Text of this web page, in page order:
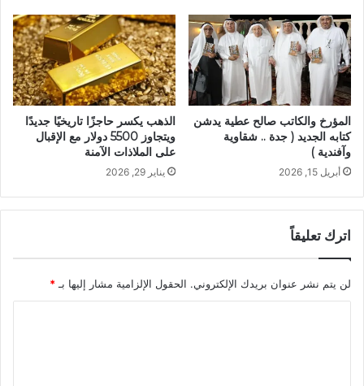
المؤرخ والكاتب صالح عطية يدشن
كتابه الجديد ( جدة .. شقاوية
وآفندية )
أبريل 15, 2026
الذهب يكسر حاجزًا تاريخيًا جديدًا
ويتجاوز 5500 دولار مع الإقبال
على الملاذات الآمنة
يناير 29, 2026
اترك تعليقاً
لن يتم نشر عنوان بريدك الإلكتروني. الحقول الإلزامية مشار إليها بـ*